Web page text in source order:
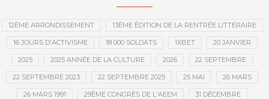
12ÈME ARRONDISSEMENT 13ÈME ÉDITION DE LA RENTRÉE LITTÉRAIRE
16 JOURS D'ACTIVISME 18 000 SOLDATS 1XBET 20 JANVIER
2025 2025 ANNÉE DE LA CULTURE 2026 22 SEPTEMBRE
22 SEPTEMBRE 2023 22 SEPTEMBRE 2025 25 MAI 26 MARS
26 MARS 1991 29ÈME CONGRÈS DE L'AEEM 31 DÉCEMBRE